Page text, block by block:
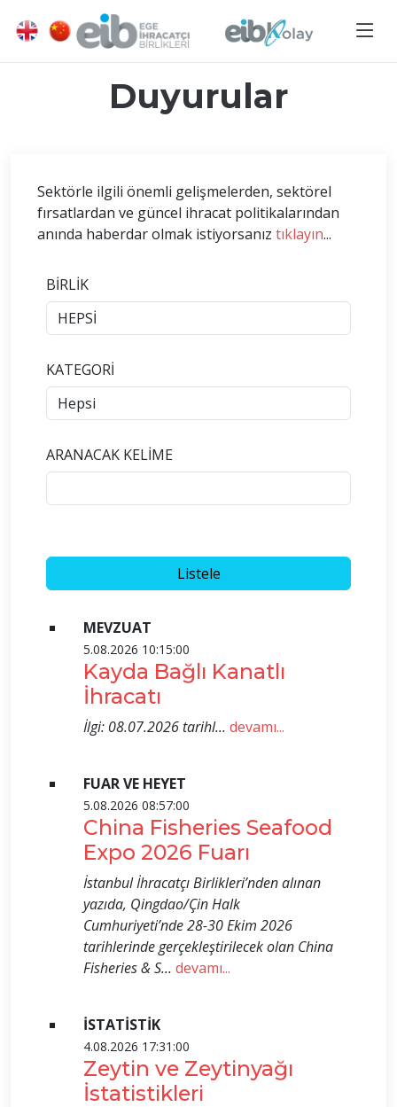
Duyurular
Sektörle ilgili önemli gelişmelerden, sektörel
fırsatlardan ve güncel ihracat politikalarından
anında haberdar olmak istiyorsanız tıklayın...
BİRLİK
KATEGORİ
ARANACAK KELİME
MEVZUAT
5.08.2026 10:15:00
Kayda Bağlı Kanatlı
İhracatı
İlgi: 08.07.2026 tarihl... devamı...
FUAR VE HEYET
5.08.2026 08:57:00
China Fisheries Seafood
Expo 2026 Fuarı
İstanbul İhracatçı Birlikleri’nden alınan
yazıda, Qingdao/Çin Halk
Cumhuriyeti’nde 28-30 Ekim 2026
tarihlerinde gerçekleştirilecek olan China
Fisheries & S... devamı...
İSTATİSTİK
4.08.2026 17:31:00
Zeytin ve Zeytinyağı
İstatistikleri